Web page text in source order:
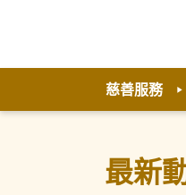
慈善服務
最新